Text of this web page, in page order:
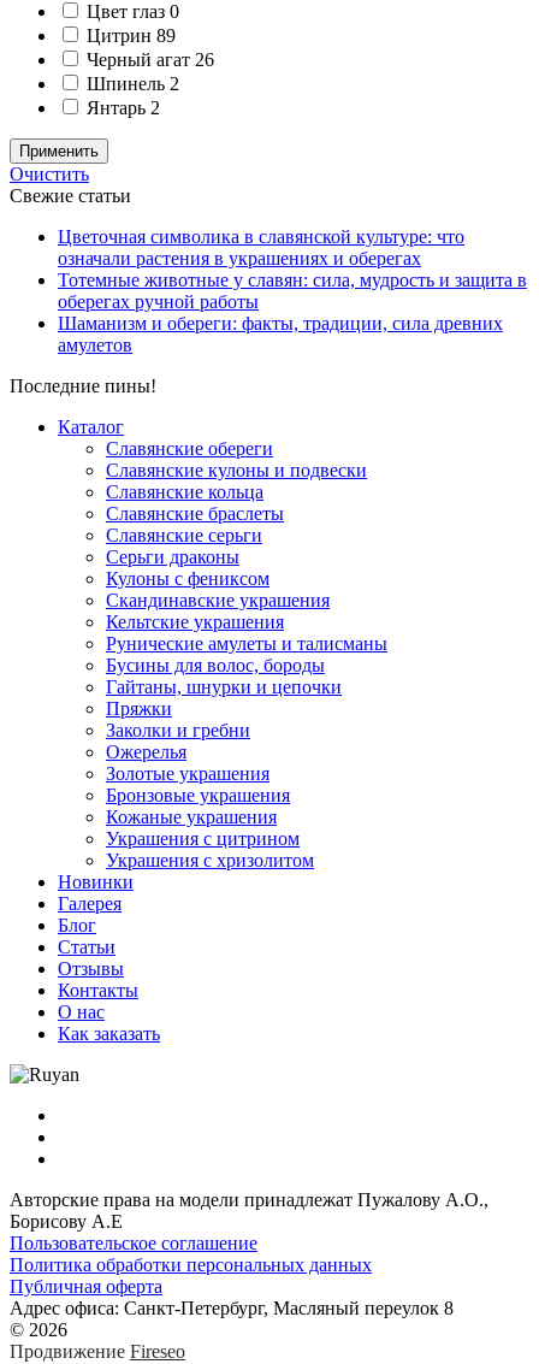
Цвет глаз 0
Цитрин 89
Черный агат 26
Шпинель 2
Янтарь 2
Применить
Очистить
Свежие статьи
Цветочная символика в славянской культуре: что
означали растения в украшениях и оберегах
Тотемные животные у славян: сила, мудрость и защита в
оберегах ручной работы
Шаманизм и обереги: факты, традиции, сила древних
амулетов
Последние пины!
Каталог
Славянские обереги
Славянские кулоны и подвески
Славянские кольца
Славянские браслеты
Славянские серьги
Серьги драконы
Кулоны с фениксом
Скандинавские украшения
Кельтские украшения
Рунические амулеты и талисманы
Бусины для волос, бороды
Гайтаны, шнурки и цепочки
Пряжки
Заколки и гребни
Ожерелья
Золотые украшения
Бронзовые украшения
Кожаные украшения
Украшения с цитрином
Украшения с хризолитом
Новинки
Галерея
Блог
Статьи
Отзывы
Контакты
О нас
Как заказать
Авторские права на модели принадлежат Пужалову А.О.,
Борисову А.Е
Пользовательское соглашение
Политика обработки персональных данных
Публичная оферта
Адрес офиса: Санкт-Петербург, Масляный переулок 8
© 2026
Продвижение Fireseo